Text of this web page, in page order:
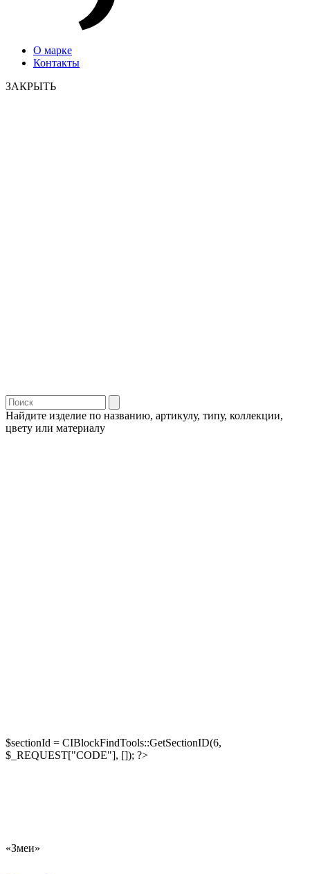
О марке
Контакты
ЗАКРЫТЬ
Найдите изделие по названию, артикулу, типу, коллекции,
цвету или материалу
$sectionId = CIBlockFindTools::GetSectionID(6,
$_REQUEST["CODE"], []); ?>
«Змеи»